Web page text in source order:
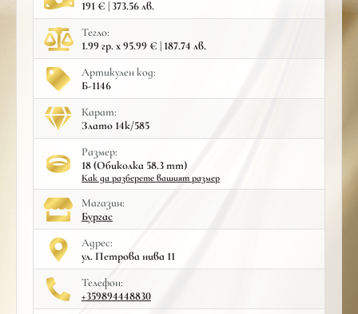
191 € | 373.56 лв.
Тегло:
1.99 гр. x 95.99 € | 187.74 лв.
Артикулен код:
Б-1146
Карат:
Злато 14к/585
Размер:
18 (Обиколка 58.3 mm)
Как да разберете вашият размер
Mагазин:
Бургас
Адрес:
ул. Петрова нива 11
Телефон:
+359894448830